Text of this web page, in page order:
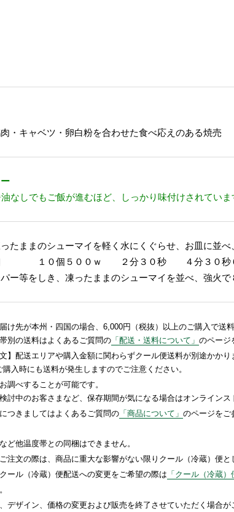
・キャベツ・卵白粉を合わせた食べ応えのある焼売
油なしでもご飯が進むほど、しっかり味付けされてい
ったままのシューマイを軽く水にくぐらせ、お皿に並
００ｗ ２分３０秒 ４分３０秒６００
ー等をしき、凍ったままのシューマイを並べ、強火で
け先が本州・四国の場合、6,000円（税抜）以上のご購入で送
別の送料はよくあるご質問の 「配送・送料について」 のページ
】配送エリアや購入金額に関わらずクール便送料が別途かかり
入時にも送料が発生しますのでご注意ください。
調べすることが可能です。
討中のお客さまなど、保存期間が気になる場合はオンラインス
つきましてはよくあるご質問の 「商品について」 のページをご
ど他温度帯との同梱はできません。
注文の際は、商品に重大な影響がない限りクール（冷蔵）便と
ール（冷蔵）便配送への変更をご希望の際は 「クール（冷蔵）
デザイン、価格の変更および販売を終了させていただく場合が